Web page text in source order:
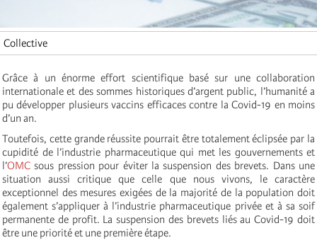
Collective
Grâce à un énorme effort scientifique basé sur une collaboration
internationale et des sommes historiques d’argent public, l’humanité a
pu développer plusieurs vaccins efficaces contre la Covid-19 en moins
d’un an.
Toutefois, cette grande réussite pourrait être totalement éclipsée par la
cupidité de l’industrie pharmaceutique qui met les gouvernements et
l’OMC sous pression pour éviter la suspension des brevets. Dans une
situation aussi critique que celle que nous vivons, le caractère
exceptionnel des mesures exigées de la majorité de la population doit
également s’appliquer à l’industrie pharmaceutique privée et à sa soif
permanente de profit. La suspension des brevets liés au Covid-19 doit
être une priorité et une première étape.